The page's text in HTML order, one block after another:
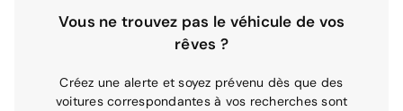
Vous ne trouvez pas le véhicule de vos
rêves ?
Créez une alerte et soyez prévenu dès que des
voitures correspondantes à vos recherches sont